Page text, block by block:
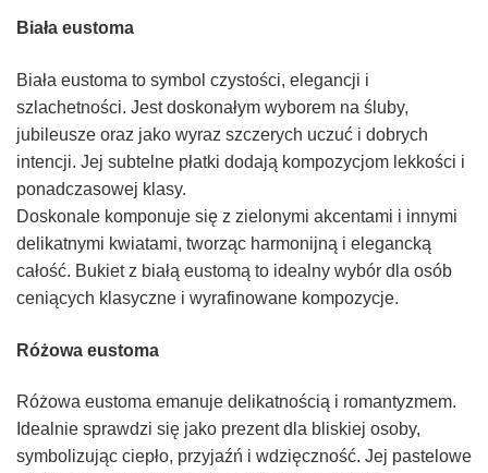
Biała eustoma
Biała eustoma to symbol czystości, elegancji i
szlachetności. Jest doskonałym wyborem na śluby,
jubileusze oraz jako wyraz szczerych uczuć i dobrych
intencji. Jej subtelne płatki dodają kompozycjom lekkości i
ponadczasowej klasy.
Doskonale komponuje się z zielonymi akcentami i innymi
delikatnymi kwiatami, tworząc harmonijną i elegancką
całość. Bukiet z białą eustomą to idealny wybór dla osób
ceniących klasyczne i wyrafinowane kompozycje.
Różowa eustoma
Różowa eustoma emanuje delikatnością i romantyzmem.
Idealnie sprawdzi się jako prezent dla bliskiej osoby,
symbolizując ciepło, przyjaźń i wdzięczność. Jej pastelowe